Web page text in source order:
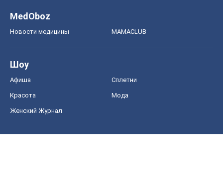
MedOboz
Новости медицины MAMACLUB
Шоу
Афиша Сплетни
Красота Мода
Женский Журнал